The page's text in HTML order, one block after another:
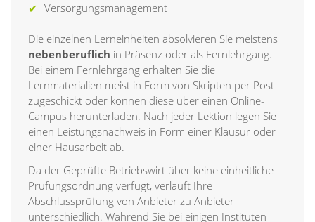
Versorgungsmanagement
Die einzelnen Lerneinheiten absolvieren Sie meistens
nebenberuflich in Präsenz oder als Fernlehrgang.
Bei einem Fernlehrgang erhalten Sie die
Lernmaterialien meist in Form von Skripten per Post
zugeschickt oder können diese über einen Online-
Campus herunterladen. Nach jeder Lektion legen Sie
einen Leistungsnachweis in Form einer Klausur oder
einer Hausarbeit ab.
Da der Geprüfte Betriebswirt über keine einheitliche
Prüfungsordnung verfügt, verläuft Ihre
Abschlussprüfung von Anbieter zu Anbieter
unterschiedlich. Während Sie bei einigen Instituten